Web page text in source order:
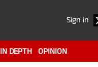
Sign in
IN DEPTH OPINION